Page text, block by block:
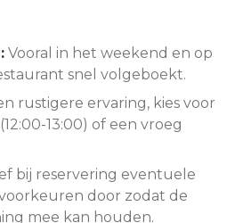
Vooral in het weekend en op
snel volgeboekt.
rustigere ervaring, kies voor
13:00) of een vroeg
bij reservering eventuele
door zodat de
mee kan houden.